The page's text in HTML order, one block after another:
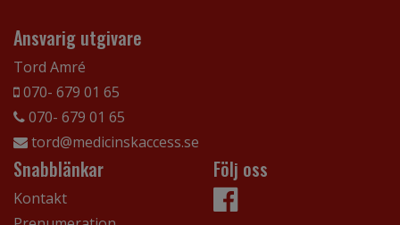
Ansvarig utgivare
Tord Amré
070- 679 01 65
070- 679 01 65
tord@medicinskaccess.se
Snabblänkar
Kontakt
Följ oss